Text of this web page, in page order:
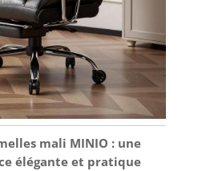
mali MINIO : une
élégante et pratique